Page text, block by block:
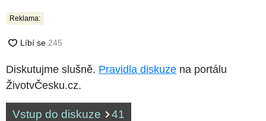
Reklama:
Diskutujme slušně. Pravidla diskuze na portálu
ŽivotvČesku.cz.
Vstup do diskuze 41